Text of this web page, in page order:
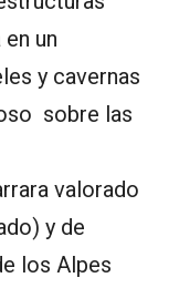
un
y cavernas
sobre las
valorado
y de
los Alpes